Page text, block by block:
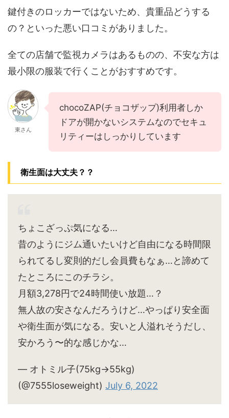
鍵付きのロッカーではないため、貴重品どうする
の？といった悪い口コミがありました。
全ての店舗で監視カメラはあるものの、不安な方は
最小限の服装で行くことがおすすめです。
東さん
chocoZAP(チョコザップ)利用者しか
ドアが開かないシステムなのでセキュ
リティーはしっかりしています
衛生面は大丈夫？？
ちょこざっぷ気になる…
昔のようにジム通いたいけど自由になる時間限
られてるし変則的だし会員費もなぁ…と諦めて
たところにこのチラシ。
月額3,278円で24時間使い放題…？
無人故の安さなんだろうけど…やっぱり安全面
や衛生面が気になる。安いと人溢れそうだし、
安かろう〜的な感じかな…
— オトミル子(75kg→55kg)
(@7555loseweight) July 6, 2022